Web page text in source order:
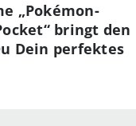
„Pokémon-
bringt den
Dein perfektes